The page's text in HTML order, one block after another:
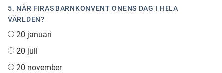
5. NÄR FIRAS BARNKONVENTIONENS DAG I HELA
VÄRLDEN?
20 januari
20 juli
20 november